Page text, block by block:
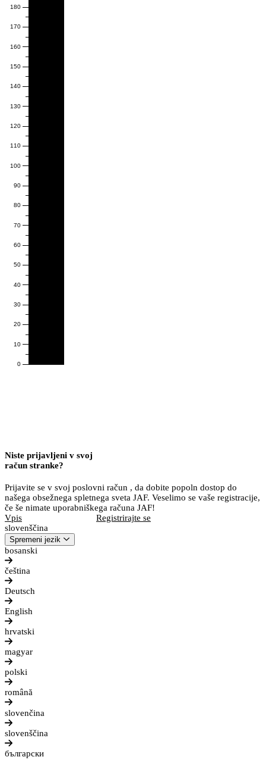
0
10
20
30
40
50
60
70
80
90
100
110
120
130
140
150
160
170
180
Niste prijavljeni v svoj
račun stranke?
Prijavite se v svoj poslovni račun , da dobite popoln dostop do
našega obsežnega spletnega sveta JAF. Veselimo se vaše registracije,
če še nimate uporabniškega računa JAF!
Vpis
Registrirajte se
slovenščina
Spremeni jezik
bosanski
čeština
Deutsch
English
hrvatski
magyar
polski
română
slovenčina
slovenščina
български